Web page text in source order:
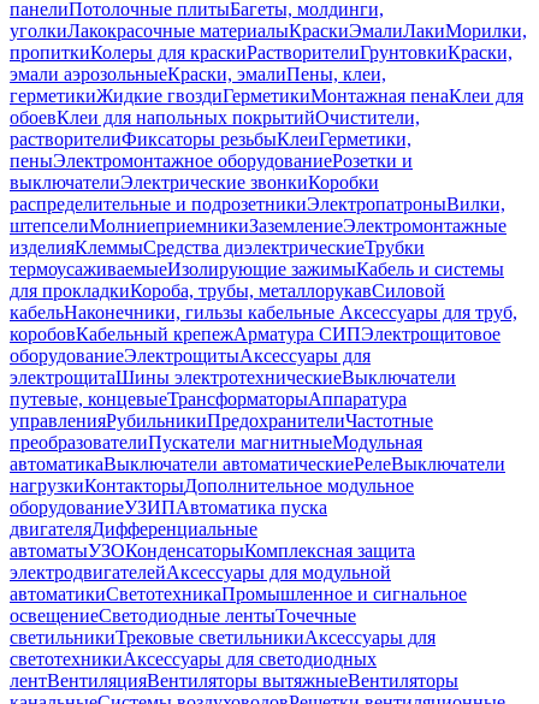
панелиПотолочные плитыБагеты, молдинги,
уголкиЛакокрасочные материалыКраскиЭмалиЛакиМорилки,
пропиткиКолеры для краскиРастворителиГрунтовкиКраски,
эмали аэрозольныеКраски, эмалиПены, клеи,
герметикиЖидкие гвоздиГерметикиМонтажная пенаКлеи для
обоевКлеи для напольных покрытийОчистители,
растворителиФиксаторы резьбыКлеиГерметики,
пеныЭлектромонтажное оборудованиеРозетки и
выключателиЭлектрические звонкиКоробки
распределительные и подрозетникиЭлектропатроныВилки,
штепселиМолниеприемникиЗаземлениеЭлектромонтажные
изделияКлеммыСредства диэлектрическиеТрубки
термоусаживаемыеИзолирующие зажимыКабель и системы
для прокладкиКороба, трубы, металлорукавСиловой
кабельНаконечники, гильзы кабельные Аксессуары для труб,
коробовКабельный крепежАрматура СИПЭлектрощитовое
оборудованиеЭлектрощитыАксессуары для
электрощитаШины электротехническиеВыключатели
путевые, концевыеТрансформаторыАппаратура
управленияРубильникиПредохранителиЧастотные
преобразователиПускатели магнитныеМодульная
автоматикаВыключатели автоматическиеРелеВыключатели
нагрузкиКонтакторыДополнительное модульное
оборудованиеУЗИПАвтоматика пуска
двигателяДифференциальные
автоматыУЗОКонденсаторыКомплексная защита
электродвигателейАксессуары для модульной
автоматикиСветотехникаПромышленное и сигнальное
освещениеСветодиодные лентыТочечные
светильникиТрековые светильникиАксессуары для
светотехникиАксессуары для светодиодных
лентВентиляцияВентиляторы вытяжныеВентиляторы